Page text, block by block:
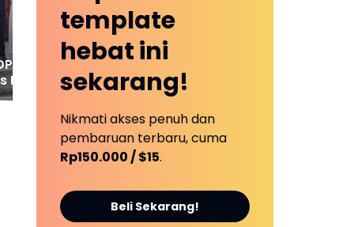
Tebo Pantau
Bersama Tim 1
Pengurus Baru Resmi
Diajukan
template
hebat ini
sekarang!
Nikmati akses penuh dan
pembaruan terbaru, cuma
Rp150.000 / $15.
Beli Sekarang!